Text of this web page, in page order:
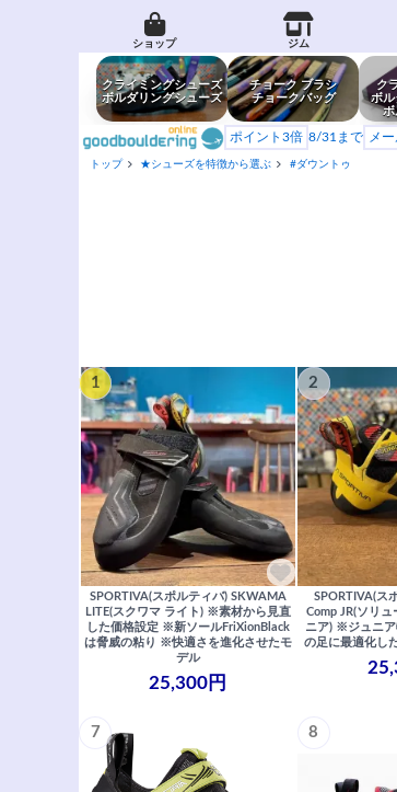
ショップ ジム
クライミングシューズ
ボルダリングシューズ
チョーク ブラシ
チョークバッグ
ク
ボル
ボ
ポイント3倍 8/31まで メ
トップ ★シューズを特徴から選ぶ #ダウントゥ
1
SPORTIVA(スポルティバ) SKWAMA
LITE(スクワマ ライト) ※素材から見直
した価格設定 ※新ソールFriXionBlack
は脅威の粘り ※快適さを進化させたモ
デル
25,300円
2
SPORTIVA(ス
Comp JR(ソリ
ニア) ※ジュニ
の足に最適化し
7 8